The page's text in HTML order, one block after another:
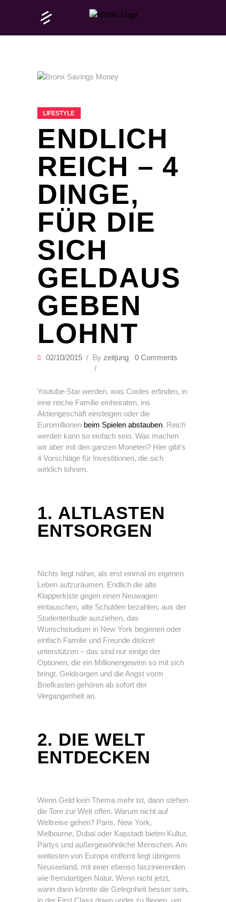
LIFESTYLE
ENDLICH
REICH – 4
DINGE,
FÜR DIE
SICH
GELDAUS
GEBEN
LOHNT
02/10/2015 By zeitjung 0 Comments
Youtube-Star werden, was Cooles erfinden, in
eine reiche Familie einheiraten, ins
Aktiengeschäft einsteigen oder die
Euromillionen beim Spielen abstauben. Reich
werden kann so einfach sein. Was machen
wir aber mit den ganzen Moneten? Hier gibt’s
4 Vorschläge für Investitionen, die sich
wirklich lohnen.
1. ALTLASTEN
ENTSORGEN
Nichts liegt näher, als erst einmal im eigenen
Leben aufzuräumen. Endlich die alte
Klapperkiste gegen einen Neuwagen
eintauschen, alte Schulden bezahlen, aus der
Studentenbude ausziehen, das
Wunschstudium in New York beginnen oder
einfach Familie und Freunde diskret
unterstützen – das sind nur einige der
Optionen, die ein Millionengewinn so mit sich
bringt. Geldsorgen und die Angst vorm
Briefkasten gehören ab sofort der
Vergangenheit an.
2. DIE WELT
ENTDECKEN
Wenn Geld kein Thema mehr ist, dann stehen
die Tore zur Welt offen. Warum nicht auf
Weltreise gehen? Paris, New York,
Melbourne, Dubai oder Kapstadt bieten Kultur,
Partys und außergewöhnliche Menschen. Am
weitesten von Europa entfernt liegt übrigens
Neuseeland, mit einer ebenso faszinierenden
wie fremdartigen Natur. Wenn nicht jetzt,
wann dann könnte die Gelegnheit besser sein,
in der First Class down under zu fliegen, um